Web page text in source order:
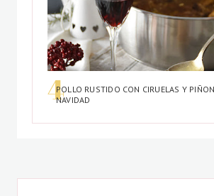
POLLO RUSTIDO CON CIRUELAS Y
NAVIDAD